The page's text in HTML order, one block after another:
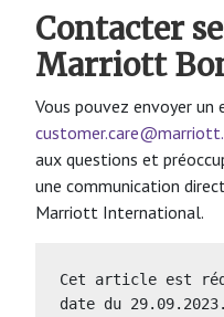
Contacter
Marriott
Vous pouvez envoyer un
aux questions et
une communication
Marriott International.
Cet article est
date du